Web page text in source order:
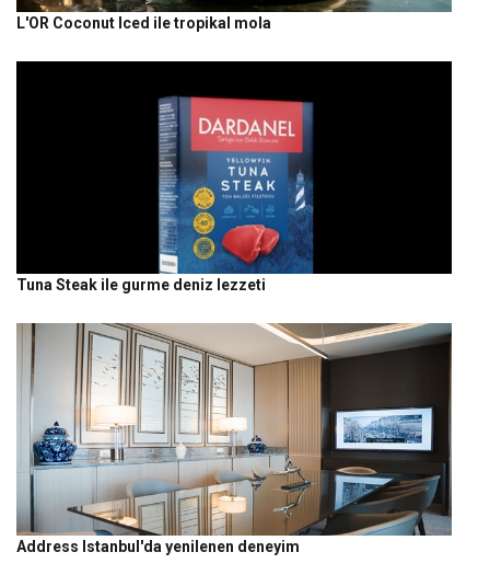
L'OR Coconut Iced ile tropikal mola
Tuna Steak ile gurme deniz lezzeti
Address Istanbul'da yenilenen deneyim